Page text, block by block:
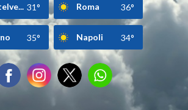
31° Roma 36°
35° Napoli 34°